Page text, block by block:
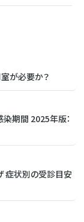
が必要か？
染期間 2025年版：
症状別の受診目安